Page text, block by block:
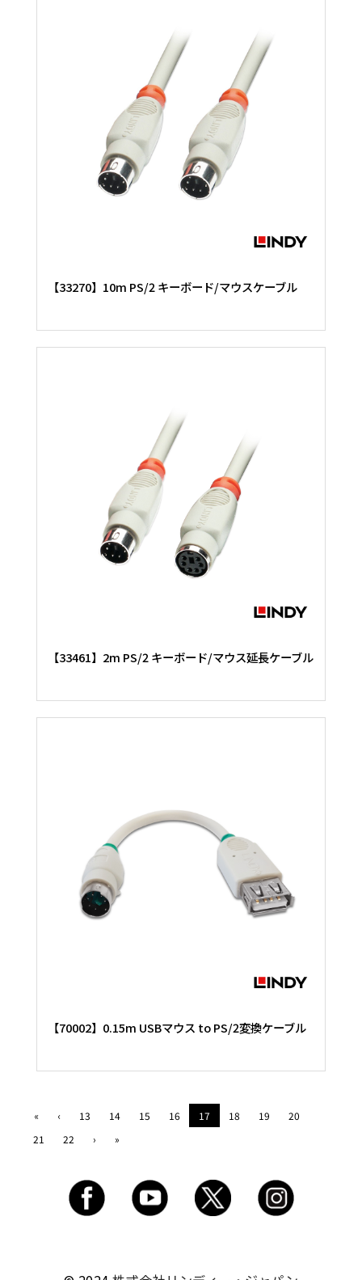
【33270】10m PS/2 キーボード/マウスケーブル
【33461】2m PS/2 キーボード/マウス延長ケーブル
【70002】0.15m USBマウス to PS/2変換ケーブル
« ‹ 13 14 15 16 17 18 19
20
21
22 › »